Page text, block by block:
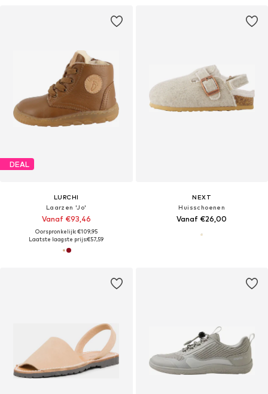
DEAL
LURCHI
Laarzen 'Jo'
Vanaf €93,46
Oorspronkelijk: €109,95
Laatste laagste prijs:€57,59
NEXT
Huisschoenen
Vanaf €26,00